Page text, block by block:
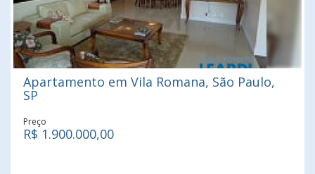
Apartamento em Vila Romana, São Paulo,
SP
Preço
R$ 1.900.000,00